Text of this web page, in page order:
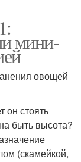
мини-
овощей
он стоять
быть высота?
(скамейкой,